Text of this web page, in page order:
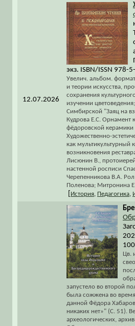
12.07.2026
экз. ISBN/ISSN 978-
Увелич. альбом.
и теории искусства,
сохранения
изучении
Симбирской "Заяц на
Кудрова Е.С. Орнамент
фёдоровской
Художественно-
как мультикультурный
возникновения
Лисюнин В.,
настенной росписи
Черепенникова В.А.
Поленова; Митронина
История Педагогика
Цв.
запустело во второй
была сожжена во время
данной Фёдора
никаких нет»" (С. 51).
археологических,